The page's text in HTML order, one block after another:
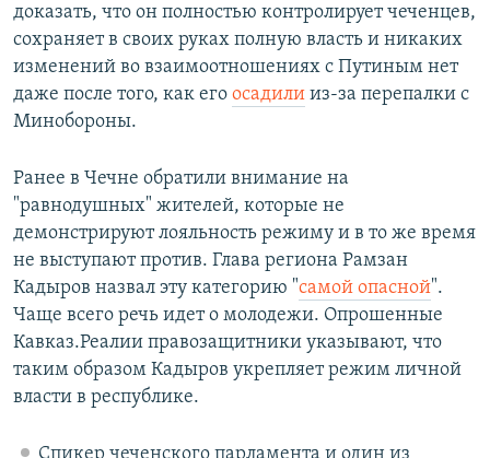
доказать, что он полностью контролирует чеченцев,
сохраняет в своих руках полную власть и никаких
изменений во взаимоотношениях с Путиным нет
даже после того, как его осадили из-за перепалки с
Минобороны.
Ранее в Чечне обратили внимание на
"равнодушных" жителей, которые не
демонстрируют лояльность режиму и в то же время
не выступают против. Глава региона Рамзан
Кадыров назвал эту категорию "самой опасной".
Чаще всего речь идет о молодежи. Опрошенные
Кавказ.Реалии правозащитники указывают, что
таким образом Кадыров укрепляет режим личной
власти в республике.
Спикер чеченского парламента и один из